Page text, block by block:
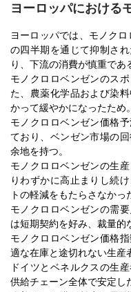
ヨーロッパにおける
ヨーロッパでは、モノク
の四半期を通じて抑制さ
り、下流の消費が慎重であ
モノクロロベンゼンのス
た、農薬化学品および染
かって緩やかになったため。
モノクロロベンゼン価格
ており、ベンゼン市場の
余地を持つ。
モノクロロベンゼンの生
りわずかに高止まりし続
トの軽減をもたらさなかっ
モノクロロベンゼンの需
は短期契約を好み、裁量的
モノクロロベンゼン価格
適な在庫と途切れない生産
ドイツとベネルクスの生
供給チェーン全体で安定し